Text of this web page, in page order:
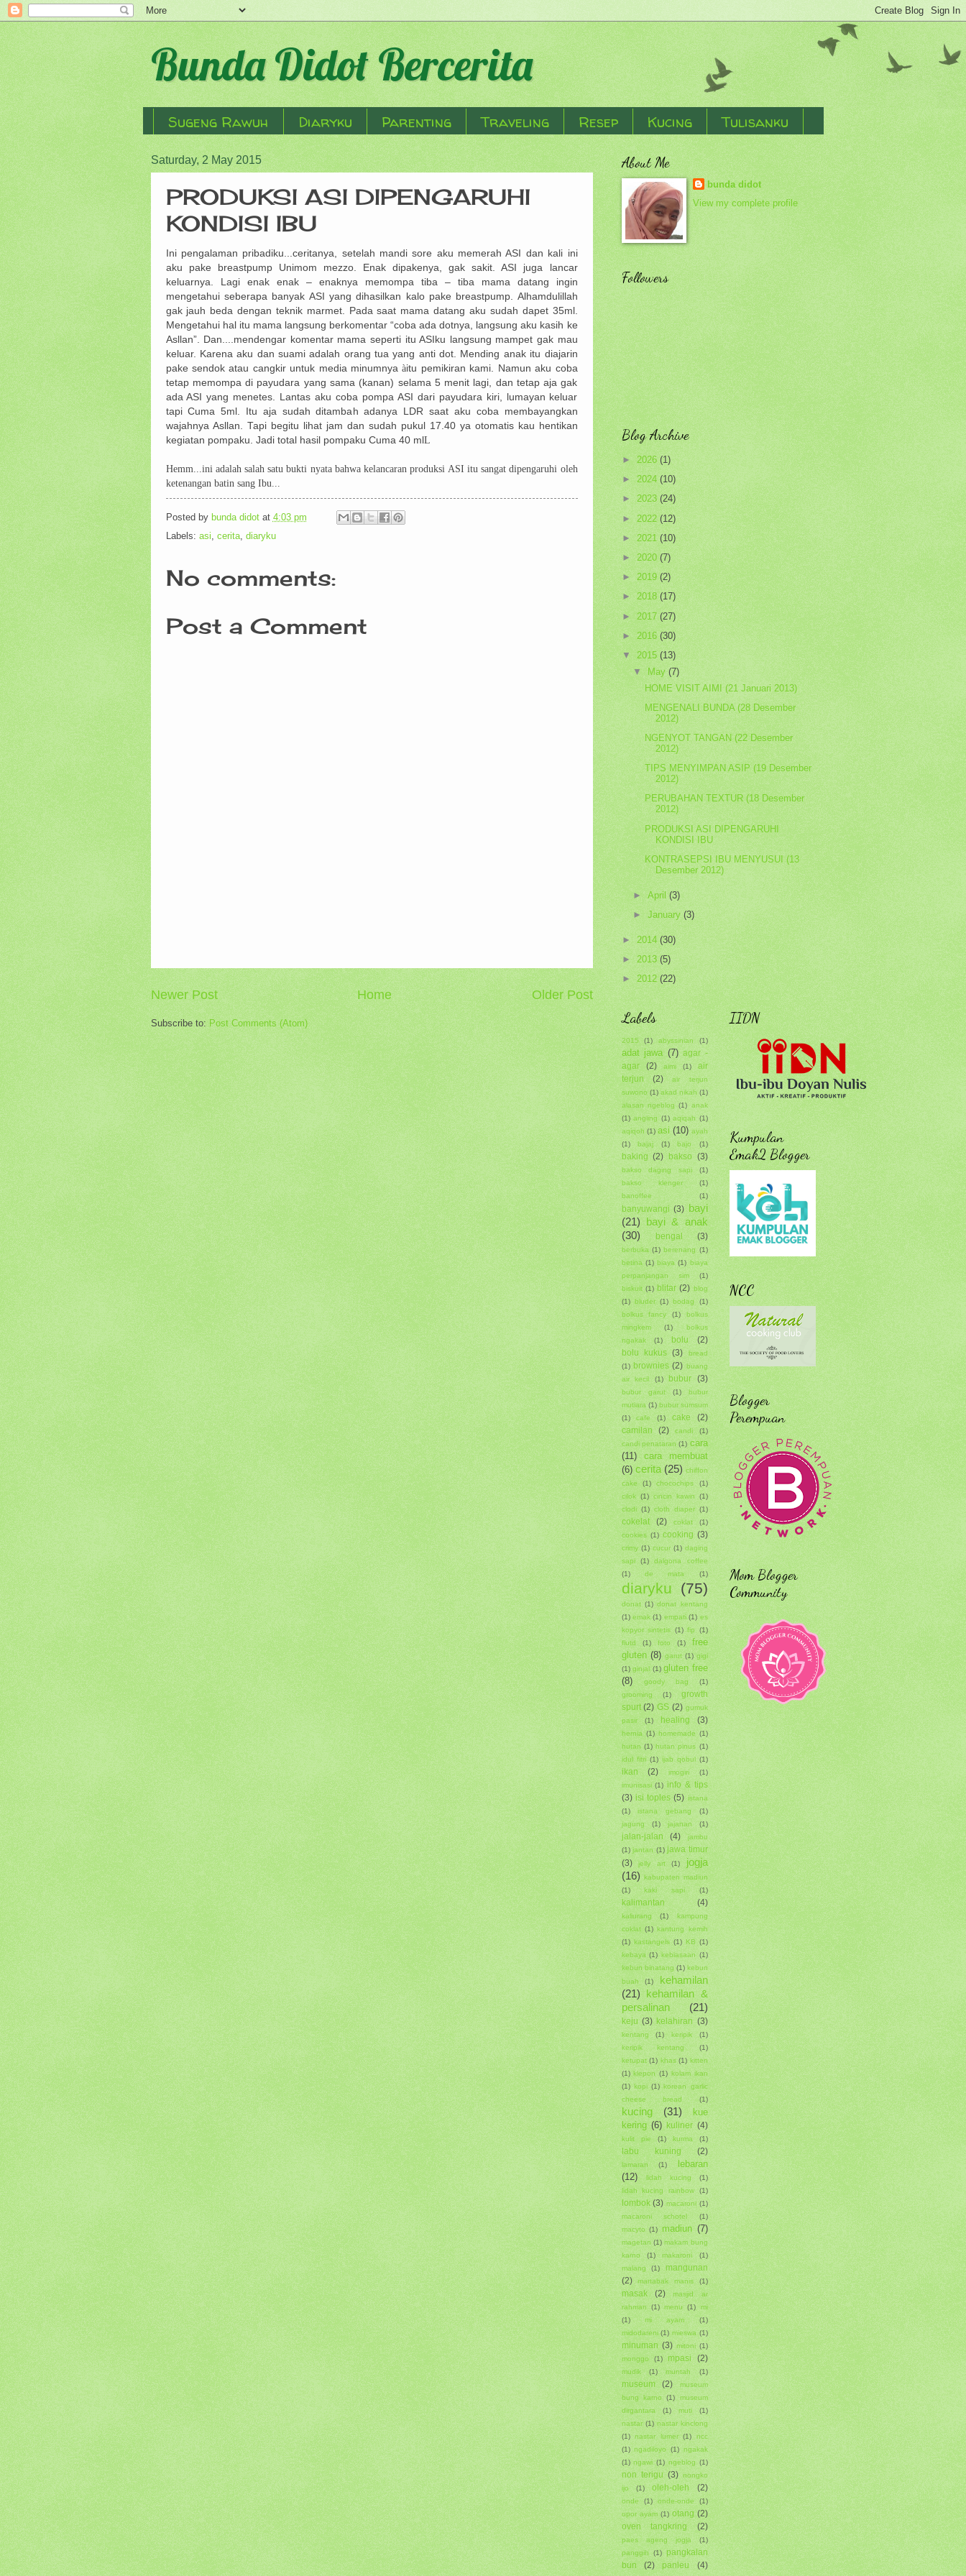
Bunda Didot Bercerita
Sugeng Rawuh Diaryku Parenting Traveling Resep Kucing Tulisanku
Saturday, 2 May 2015
PRODUKSI ASI DIPENGARUHI
KONDISI IBU
Ini pengalaman pribadiku...ceritanya, setelah mandi sore aku memerah ASI dan kali ini
aku pake breastpump Unimom mezzo. Enak dipakenya, gak sakit. ASI juga lancar
keluarnya. Lagi enak enak – enaknya memompa tiba – tiba mama datang ingin
mengetahui seberapa banyak ASI yang dihasilkan kalo pake breastpump. Alhamdulillah
gak jauh beda dengan teknik marmet. Pada saat mama datang aku sudah dapet 35ml.
Mengetahui hal itu mama langsung berkomentar “coba ada dotnya, langsung aku kasih ke
Asllan”. Dan....mendengar komentar mama seperti itu ASIku langsung mampet gak mau
keluar. Karena aku dan suami adalah orang tua yang anti dot. Mending anak itu diajarin
pake sendok atau cangkir untuk media minumnyaàitu pemikiran kami. Namun aku coba
tetap memompa di payudara yang sama (kanan) selama 5 menit lagi, dan tetap aja gak
ada ASI yang menetes. Lantas aku coba pompa ASI dari payudara kiri, lumayan keluar
tapi Cuma 5ml. Itu aja sudah ditambah adanya LDR saat aku coba membayangkan
wajahnya Asllan. Tapi begitu lihat jam dan sudah pukul 17.40 ya otomatis kau hentikan
kegiatan pompaku. Jadi total hasil pompaku Cuma 40 ml L
Hemm...ini adalah salah satu bukti nyata bahwa kelancaran produksi ASI itu sangat dipengaruhi oleh
ketenangan batin sang Ibu...
Posted by bunda didot at 4:03 pm
Labels: asi, cerita, diaryku
No comments:
Post a Comment
Newer Post Older Post
Home
Subscribe to:Post Comments (Atom)
About Me
bunda didot
View my complete profile
Followers
Blog Archive
►2026 (1)
►2024(10)
►2023(24)
►2022(12)
►2021(10)
►2020(7)
►2019(2)
►2018(17)
►2017(27)
►2016(30)
▼2015(13)
▼May(7)
HOME VISIT AIMI (21 Januari 2013)
MENGENALI BUNDA (28 Desember
2012)
NGENYOT TANGAN (22 Desember
2012)
TIPS MENYIMPAN ASIP (19 Desember
2012)
PERUBAHAN TEXTUR (18 Desember
2012)
PRODUKSI ASI DIPENGARUHI
KONDISI IBU
KONTRASEPSI IBU MENYUSUI (13
Desember 2012)
►April(3)
►January(3)
►2014(30)
►2013(5)
►2012(22)
Labels
2015 (1) abyssinian (1)
adat jawa (7) agar -
agar
(2) aimi (1)
air
terjun
(2)
air terjun
suwono (1) akad nikah (1)
alasan ngeblog (1) anak
(1) angling (1) aqiqah (1)
aqiqoh (1) asi (10) ayah
(1)
bajaj (1) bajo (1)
baking (2) bakso (3)
bakso daging sapi
(1)
bakso klenger
(1)
banoffee
(1)
banyuwangi (3) bayi
(21) bayi & anak
(30)
bengal (3)
berbuka (1) berenang (1)
betina (1) biaya (1) biaya
perpanjangan sim
(1)
biskuit (1) blitar (2) blog
(1) bluder (1) bodag
(1)
bolkus fancy
(1)
bolkus
mingkem
(1)
bolkus
ngakak
(1) bolu
(2)
bolu kukus
(3)
bread
(1) brownies (2) buang
air kecil
(1) bubur (3)
bubur garut (1)
bubur
mutiara (1) bubur sumsum
(1)
cafe (1) cake
(2)
camilan
(2) candi
(1)
candi penataran (1) cara
(11)
cara membuat
(6) cerita (25) chiffon
cake
(1) chocochips
(1)
cilok (1) cincin kawin (1)
clodi (1) cloth diaper (1)
cokelat (2) coklat
(1)
cookies (1) cooking (3)
crimy (1) cucur (1) daging
sapi
(1)
dalgona coffee
(1)
de mata (1)
diaryku (75)
donat (1) donat kentang
(1) emak (1) empati (1) es
kopyor sintetis (1) fip
(1)
flutd
(1) foto (1)
free
gluten (8) garut (1) gigi
(1) ginjal (1) gluten free
(8)
goody bag
(1)
grooming
(1)
growth
spurt (2) GS (2) gumuk
pasir
(1) healing (3)
hernia (1) homemade (1)
hutan (1) hutan pinus (1)
idul fitri (1) ijab qobul (1)
ikan (2) imogiri
(1)
imunisasi (1) info & tips
(3) isi toples (5) istana
(1)
istana gebang
(1)
jagung
(1) jajanan (1)
jalan-jalan (4)
jambu
(1) jantan (1) jawa timur
(3)
jelly art (1)
jogja
(16) kabupaten madiun
(1)
kaki sapi (1)
kalimantan (4)
kaliurang (1)
kampung
coklat (1) kantung kemih
(1) kastangels (1) KB (1)
kebaya (1) kebiasaan (1)
kebun binatang (1) kebun
buah
(1)
kehamilan
(21) kehamilan &
persalinan
(21)
keju (3) kelahiran (3)
kentang (1) keripik
(1)
keripik kentang
(1)
ketupat (1) khas (1) kitten
(1) klepon (1) kolam ikan
(1) kopi (1) korean garlic
cheese bread
(1)
kucing (31)
kue
kering (6) kuliner (4)
kulit pie (1) kurma (1)
labu kuning (2)
lamaran (1)
lebaran
(12)
lidah kucing
(1)
lidah kucing rainbow
(1)
lombok (3) macaroni (1)
macaroni schotel
(1)
macyto (1) madiun (7)
magetan (1) makam bung
karno
(1) makaroni
(1)
malang
(1)
mangunan
(2)
martabak manis (1)
masak (2)
masjid ar
rahman (1) menu (1)
mi
(1)
mi ayam
(1)
midodareni (1) mieswa (1)
minuman (3) mitoni (1)
monggo
(1) mpasi (2)
mudik (1) muntah (1)
museum (2)
museum
bung karno (1)
museum
dirgantara
(1) muti
(1)
nastar (1) nastar kinclong
(1) nastar lumer (1) ncc
(1) ngadiloyo (1) ngakak
(1) ngawi (1) ngeblog (1)
non terigu (3) nongko
ijo
(1) oleh-oleh (2)
onde (1) onde-onde
(1)
opor ayam (1) otang (2)
oven tangkring
(2)
paes ageng jogja
(1)
panggih (1) pangkalan
bun
(2) panleu (4)
IIDN
Kumpulan
Emak2 Blogger
NCC
Blogger
Perempuan
Mom Blogger
Community